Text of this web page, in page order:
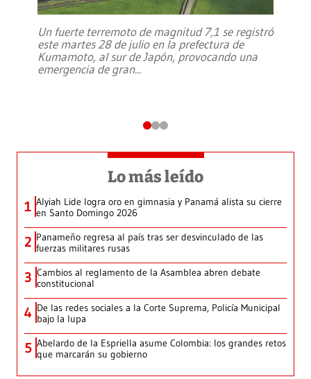
Un fuerte terremoto de magnitud 7,1 se registró
este martes 28 de julio en la prefectura de
Kumamoto, al sur de Japón, provocando una
emergencia de gran...
Lo más leído
1 Alyiah Lide logra oro en gimnasia y Panamá alista su cierre
en Santo Domingo 2026
2 Panameño regresa al país tras ser desvinculado de las
fuerzas militares rusas
3 Cambios al reglamento de la Asamblea abren debate
constitucional
4 De las redes sociales a la Corte Suprema, Policía Municipal
bajo la lupa
5 Abelardo de la Espriella asume Colombia: los grandes retos
que marcarán su gobierno